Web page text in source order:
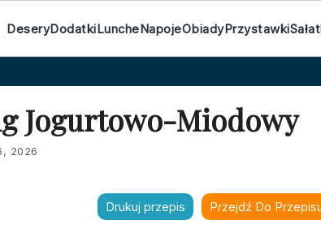
DeseryDodatkiLuncheNapojeObiadyPrzystawki
Jogurtowo-Miodowy
2026
Drukuj przepis Przejdź Do